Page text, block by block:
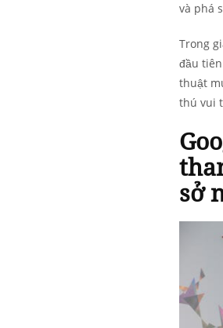
và phá
Trong
đầu
thuật
thú vui
sở